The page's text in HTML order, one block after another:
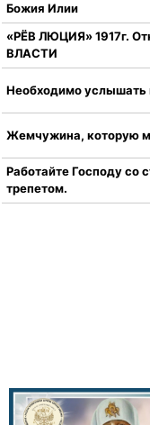
Божия Илии
«РЁВ ЛЮЦИЯ» 1917г.
ВЛАСТИ
Необходимо
Жемчужина, которую
Работайте Господу со
трепетом.